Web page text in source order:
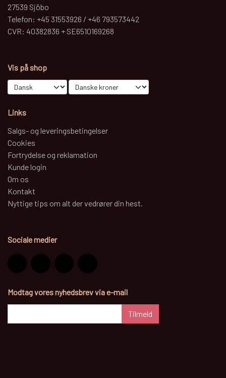
27539 Sjöbo
Telefon: +45 31553926 / +46 793573442
CVR: 40382836 + SE6510169268
Vis på shop
Links
Salgs- og leveringsbetingelser
Cookies
Fortrydelse og reklamation
Kunde login
Om os
Kontakt
Nyttige tips om alt der vedrører din hest.
Sociale medier
Modtag vores nyhedsbrev via e-mail
Tilmeld